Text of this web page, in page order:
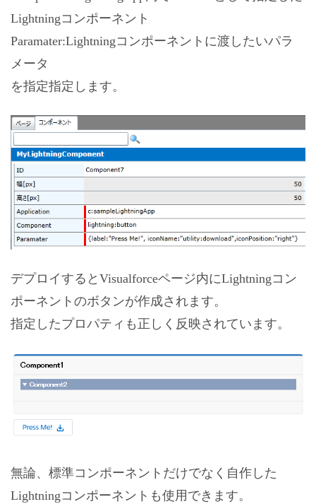
Lightningコンポーネント
Paramater:Lightningコンポーネントに渡したいパラ
メータ
を指定指定します。
デプロイするとVisualforceページ内にLightningコン
ポーネントのボタンが作成されます。
指定したプロパティも正しく反映されています。
無論、標準コンポーネントだけでなく自作した
Lightningコンポーネントも使用できます。